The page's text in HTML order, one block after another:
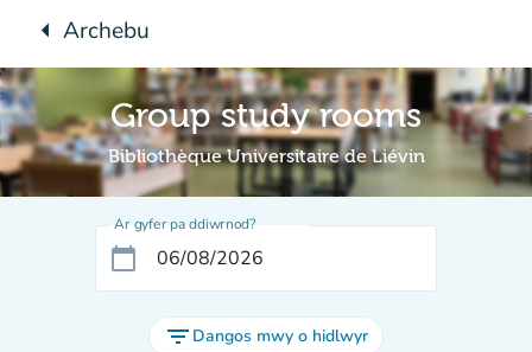
arrow_leftYn ôl i:
Archebu
Group study rooms
Bibliothèque Universitaire de Liévin
Ar gyfer pa ddiwrnod?
calendar_today
filter_list Dangos mwy o hidlwyr